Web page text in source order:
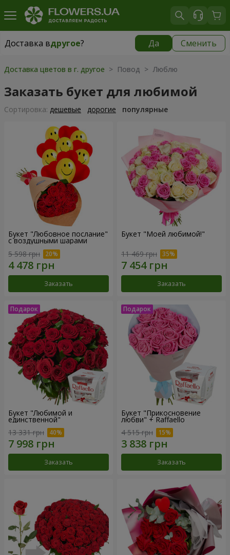
Доставка вдругое? Да Сменить
Доставка вдругое|
Доставка цветов в г. другое > Повод > Люблю
Заказать букет для любимой
Cортировка: дешевые дорогие популярные
Букет "Любовное послание"
с воздушными шарами
5 598 грн
Заказать
Букет "Моей любимой!"
11 469 грн
Заказать
Букет "Любимой и
единственной"
13 331 грн
Заказать
Букет "Прикосновение
любви" + Raffaello
4 515 грн
Заказать